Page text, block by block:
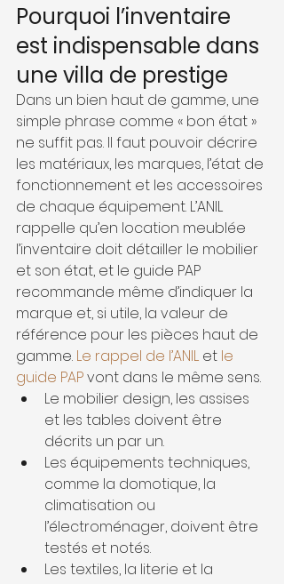
Pourquoi l’inventaire
est indispensable dans
une villa de prestige
Dans un bien haut de gamme, une
simple phrase comme « bon état »
ne suffit pas. Il faut pouvoir décrire
les matériaux, les marques, l’état de
fonctionnement et les accessoires
de chaque équipement. L’ANIL
rappelle qu’en location meublée
l’inventaire doit détailler le mobilier
et son état, et le guide PAP
recommande même d’indiquer la
marque et, si utile, la valeur de
référence pour les pièces haut de
gamme. Le rappel de l’ANIL et le
guide PAP vont dans le même sens.
Le mobilier design, les assises
et les tables doivent être
décrits un par un.
Les équipements techniques,
comme la domotique, la
climatisation ou
l’électroménager, doivent être
testés et notés.
Les textiles, la literie et la